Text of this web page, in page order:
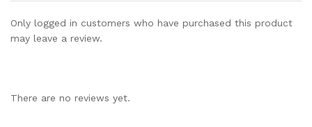
Only logged in customers who have purchased this product
may leave a review.
There are no reviews yet.